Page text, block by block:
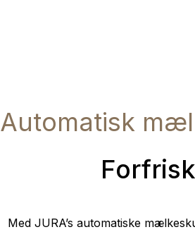
Automatisk
Med JURA’s automatiske